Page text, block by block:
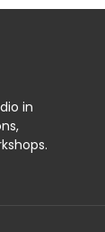
in